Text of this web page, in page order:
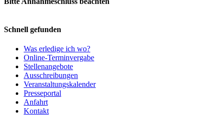
Schnell gefunden
Was erledige ich wo?
Online-Terminvergabe
Stellenangebote
Ausschreibungen
Veranstaltungskalender
Presseportal
Anfahrt
Kontakt